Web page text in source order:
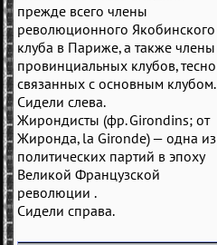
прежде всего члены
революционного Якобинского
клуба в Париже, а также члены
провинциальных клубов, тесно
связанных с основным клубом.
Сидeли слeвa.
Жирондисты (фр. Girondins; от
Жиронда, la Gironde) — одна из
политических партий в эпоху
Великой Французской
революции .
Сидeли спрaвa.